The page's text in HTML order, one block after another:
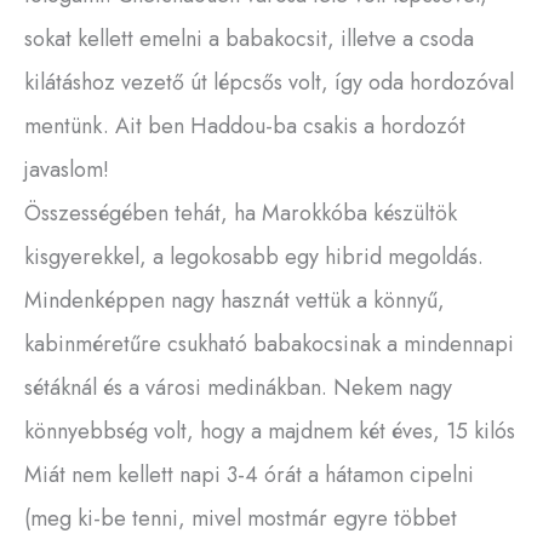
sokat kellett emelni a babakocsit, illetve a csoda
kilátáshoz vezető út lépcsős volt, így oda hordozóval
mentünk. Ait ben Haddou-ba csakis a hordozót
javaslom!
Összességében tehát, ha Marokkóba készültök
kisgyerekkel, a legokosabb egy hibrid megoldás.
Mindenképpen nagy hasznát vettük a könnyű,
kabinméretűre csukható babakocsinak a mindennapi
sétáknál és a városi medinákban. Nekem nagy
könnyebbség volt, hogy a majdnem két éves, 15 kilós
Miát nem kellett napi 3-4 órát a hátamon cipelni
(meg ki-be tenni, mivel mostmár egyre többet